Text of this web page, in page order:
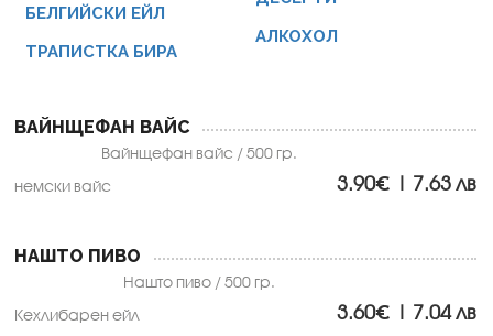
БЕЛГИЙСКИ ЕЙЛ
ТРАПИСТКА БИРА
АЛКОХОЛ
ВАЙНЩЕФАН ВАЙС
Вайнщефан вайс / 500 гр.
3.90€ | 7.63 лв
немски вайс
НАШТО ПИВО
Нашто пиво / 500 гр.
3.60€ | 7.04 лв
Кехлибарен ейл